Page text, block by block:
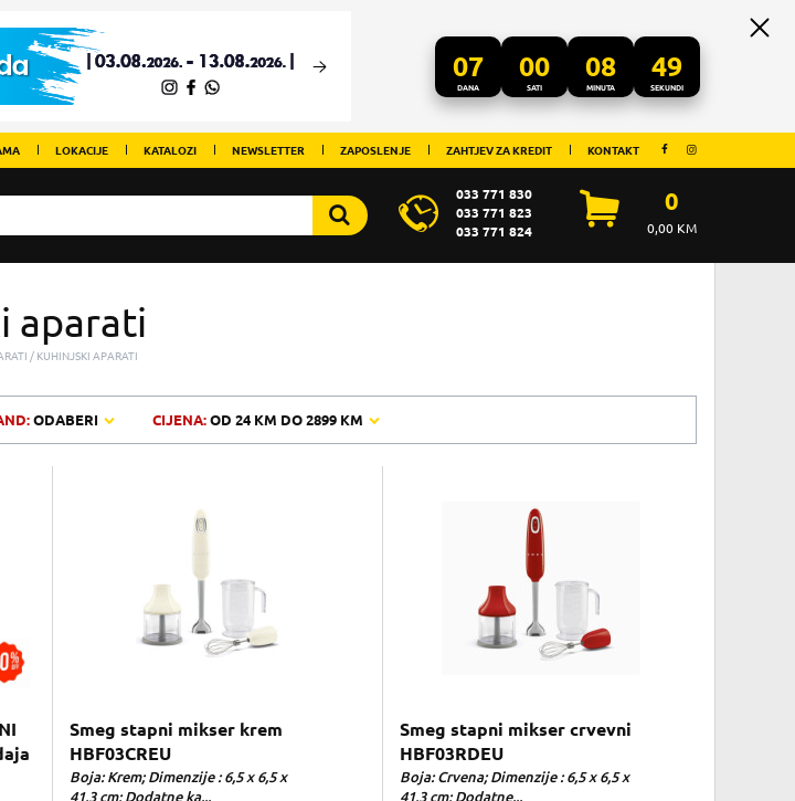
07
DANA
00
SATI
08
MINUTA
49
SEKUNDI
LOKACIJE KATALOZI NEWSLETTER ZAPOSLENJE ZAHTJEV ZA KREDIT KONTAKT
033 771 830
033 771 823
033 771 824
0
0,00KM
aparati
KUHINJSKI APARATI
ODABERI CIJENA:OD 24 KM DO2899 KM
Smeg stapni mikser krem
HBF03CREU
Boja: Krem; Dimenzije : 6,5 x 6,5 x
41,3 cm; Dodatne ka...
Smeg stapni mikser crvevni
HBF03RDEU
Boja: Crvena; Dimenzije : 6,5 x 6,5 x
41,3 cm; Dodatne...